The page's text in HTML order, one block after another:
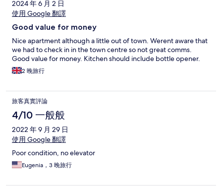
2024 年 6 月 2 日
使用 Google 翻譯
Good value for money
Nice apartment although a little out of town. Werent aware that
we had to check in in the town centre so not great comms.
Good value for money. Kitchen should include bottle opener.
2 晚旅行
旅客真實評論
4/10 一般般
2022 年 9 月 29 日
使用 Google 翻譯
Poor condition, no elevator
Eugenia，3 晚旅行